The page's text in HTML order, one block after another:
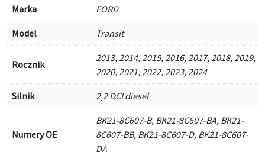
Marka FORD
Model Transit
Rocznik
2013, 2014, 2015, 2016, 2017, 2018, 2019,
2020, 2021, 2022, 2023, 2024
Silnik 2,2 DCI diesel
Numery OE
BK21-8C607-B, BK21-8C607-BA, BK21-
8C607-BB, BK21-8C607-D, BK21-8C607-
DA